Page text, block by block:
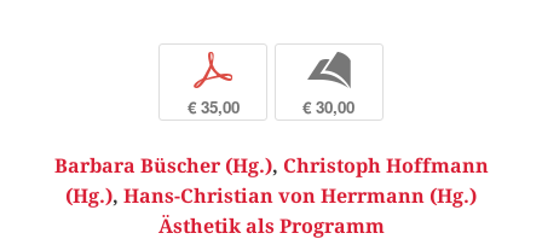
p
€ 35,00
b
€ 30,00
Barbara Büscher (Hg.), Christoph Hoffmann
(Hg.), Hans-Christian von Herrmann (Hg.)
Ästhetik als Programm